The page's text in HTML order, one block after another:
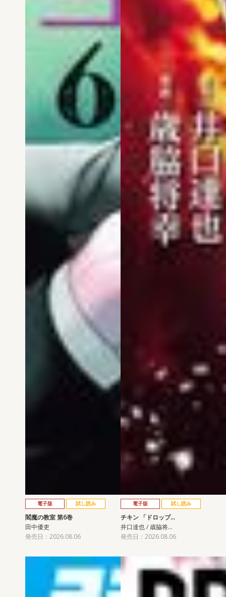
電子版 試し読み
閻魔の教室 第6巻
田中優吏
発売日：2026.08.06
電子版 試し読み
チキン 「ドロップ…
井口達也 / 歳脇将…
発売日：2026.08.06